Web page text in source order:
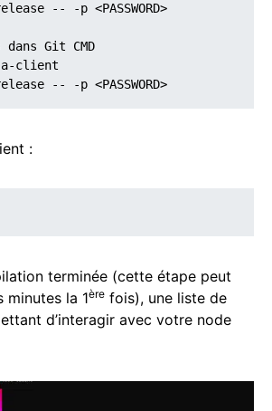
-- -p <PASSWORD>
dans Git CMD
client
-- -p <PASSWORD>
:
terminée (cette étape peut
minutes la 1ère fois), une liste de
d’interagir avec votre node